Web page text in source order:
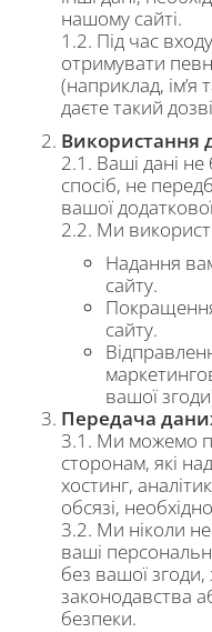
нашому сайті.
1.2. Під час
отримувати
(наприклад,
даєте такий
Використання
2.1. Ваші дані
спосіб, не
вашої
2.2. Ми
Надання
сайту.
сайту.
вашої
Передача
3.1. Ми можемо
сторонам, які
хостинг,
обсязі,
3.2. Ми ніколи
ваші
без вашої
законодавства
безпеки.